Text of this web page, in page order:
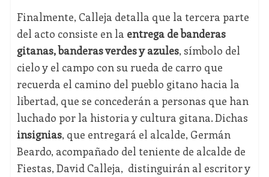
Finalmente, Calleja detalla que la tercera parte
del acto consiste en la entrega de banderas
gitanas, banderas verdes y azules, símbolo del
cielo y el campo con su rueda de carro que
recuerda el camino del pueblo gitano hacia la
libertad, que se concederán a personas que han
luchado por la historia y cultura gitana. Dichas
insignias, que entregará el alcalde, Germán
Beardo, acompañado del teniente de alcalde de
Fiestas, David Calleja, distinguirán al escritor y